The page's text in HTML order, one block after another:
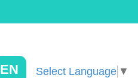
EN Select Language ▼